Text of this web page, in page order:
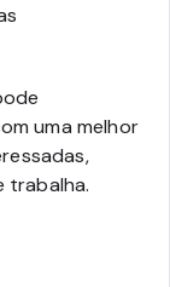
uma melhor
trabalha.